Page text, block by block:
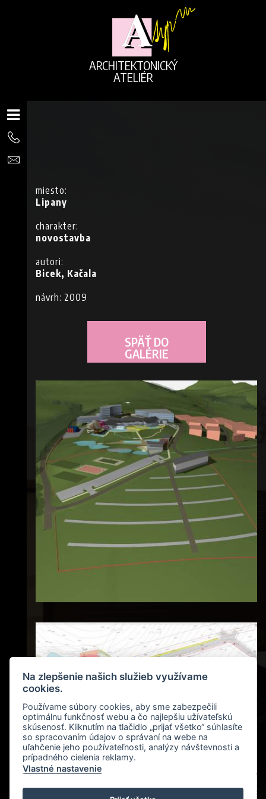
ARCHITEKTONICKÝ
ATELIÉR
miesto:
Lipany
charakter:
novostavba
autori:
Bicek, Kačala
návrh: 2009
SPÄŤ DO
GALÉRIE
Na zlepšenie našich služieb využívame
cookies.
Používame súbory cookies, aby sme zabezpečili
optimálnu funkčnosť webu a čo najlepšiu užívateľskú
skúsenosť. Kliknutím na tlačidlo „prijať všetko“ súhlasíte
so spracovaním údajov o správaní na webe na
uľahčenie jeho používateľnosti, analýzy návštevnosti a
prípadného cielenia reklamy.
Vlastné nastavenie